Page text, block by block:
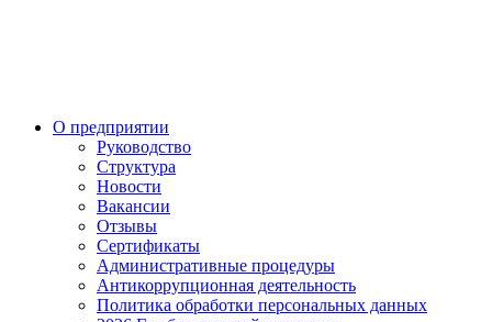
О предприятии
Руководство
Структура
Новости
Вакансии
Отзывы
Сертификаты
Административные процедуры
Антикоррупционная деятельность
Политика обработки персональных данных